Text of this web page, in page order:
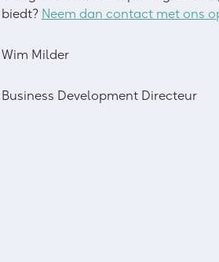
biedt? Neem dan contact met ons
Wim Milder
Business Development Directeur